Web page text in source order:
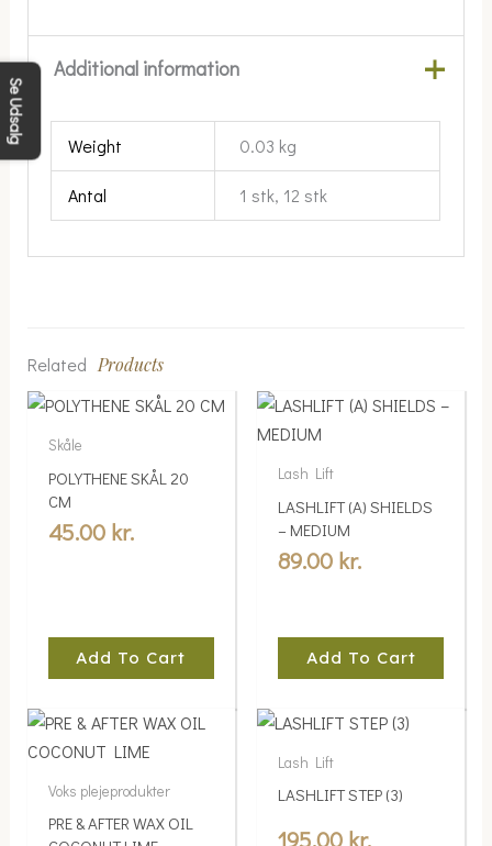
Additional information
Weight 0.03 kg
Antal 1 stk, 12 stk
Related Products
Skåle
POLYTHENE SKÅL 20
CM
45.00 kr.
Add To Cart
Lash Lift
LASHLIFT (A) SHIELDS
– MEDIUM
89.00 kr.
Add To Cart
Voks plejeprodukter
PRE & AFTER WAX OIL
Price
This
product
multiple
variants.
Lash Lift
LASHLIFT STEP (3)
195.00 kr.
Se Udsalg